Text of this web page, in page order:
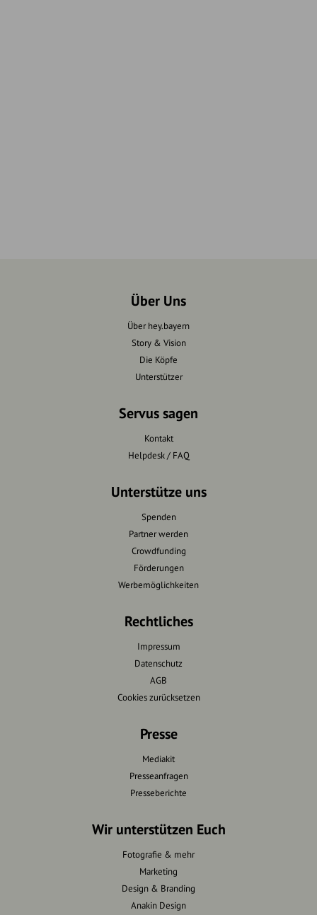
Über Uns
Über hey.bayern
Story & Vision
Die Köpfe
Unterstützer
Servus sagen
Kontakt
Helpdesk / FAQ
Unterstütze uns
Spenden
Partner werden
Crowdfunding
Förderungen
Werbemöglichkeiten
Rechtliches
Impressum
Datenschutz
AGB
Cookies zurücksetzen
Presse
Mediakit
Presseanfragen
Presseberichte
Wir unterstützen Euch
Fotografie & mehr
Marketing
Design & Branding
Anakin Design